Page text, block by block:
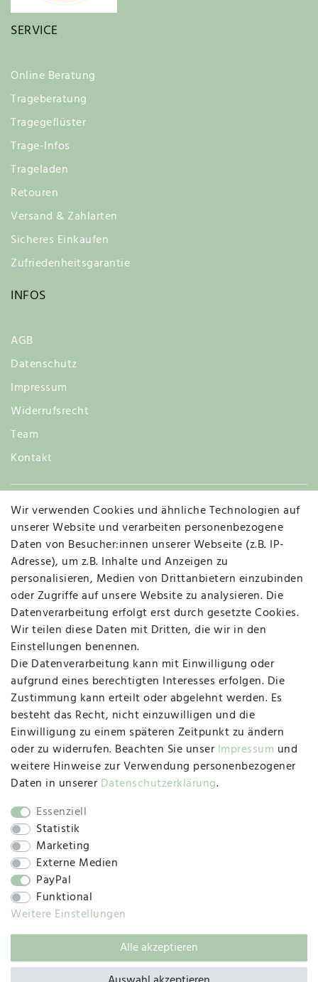
SERVICE
Online Beratung
Trageberatung
Tragegeflüster
Trage-Infos
Trageladen
Retouren
Versand & Zahlarten
Sicheres Einkaufen
Zufriedenheitsgarantie
INFOS
AGB
Datenschutz
Impressum
Widerrufsrecht
Team
Kontakt
Widerruf
Vertrag widerrufen Kontakt
MAPALI VOR ORT
Herzogstraße 10
47533 Kleve
Montag, Dienstag, Donnerstag, Freitag
09:00 Uhr bis 13:00 Uhr
Mittwoch
09:00 Uhr bis 12:00 Uhr
SOCIAL
© 2019 – 2025 SILC GmbH
Wir verwenden Cookies und ähnliche Technologien auf
unserer Website und verarbeiten personenbezogene
Daten von Besucher:innen unserer Webseite (z.B. IP-
Adresse), um z.B. Inhalte und Anzeigen zu
personalisieren, Medien von Drittanbietern einzubinden
oder Zugriffe auf unsere Website zu analysieren. Die
Datenverarbeitung erfolgt erst durch gesetzte Cookies.
Wir teilen diese Daten mit Dritten, die wir in den
Einstellungen benennen.
Die Datenverarbeitung kann mit Einwilligung oder
aufgrund eines berechtigten Interesses erfolgen. Die
Zustimmung kann erteilt oder abgelehnt werden. Es
besteht das Recht, nicht einzuwilligen und die
Einwilligung zu einem späteren Zeitpunkt zu ändern
oder zu widerrufen. Beachten Sie unser Impressum und
weitere Hinweise zur Verwendung personenbezogener
Daten in unserer Daten­schutz­erklärung.
Essenziell
Statistik
Marketing
Externe Medien
PayPal
Funktional
Weitere Einstellungen
Alle akzeptieren